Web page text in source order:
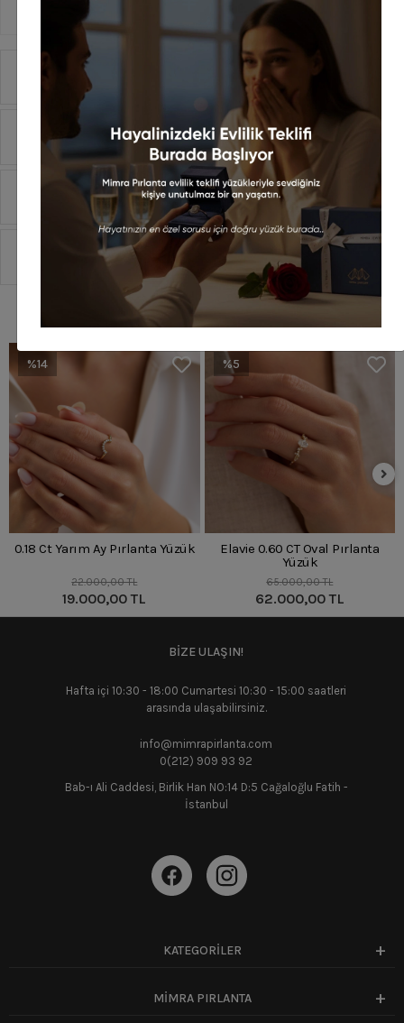
En geç 13 Ağustos Perşembe günü kargoda!
Ürün Özellikleri
Yorumlar
Taksit Seçenekleri
Sipariş Ve Teslimat
Benzer Ürünler
%14
0.18 Ct Yarım Ay Pırlanta Yüzük
22.000,00 TL
19.000,00 TL
%5
Elavie 0.60 CT Oval Pırlanta
Yüzük
65.000,00 TL
62.000,00 TL
BİZE ULAŞIN!
Hafta içi 10:30 - 18:00 Cumartesi 10:30 - 15:00 saatleri
arasında ulaşabilirsiniz.
info@mimrapirlanta.com
0(212) 909 93 92
Bab-ı Ali Caddesi, Birlik Han NO:14 D:5 Cağaloğlu Fatih -
İstanbul
KATEGORİLER
MİMRA PIRLANTA